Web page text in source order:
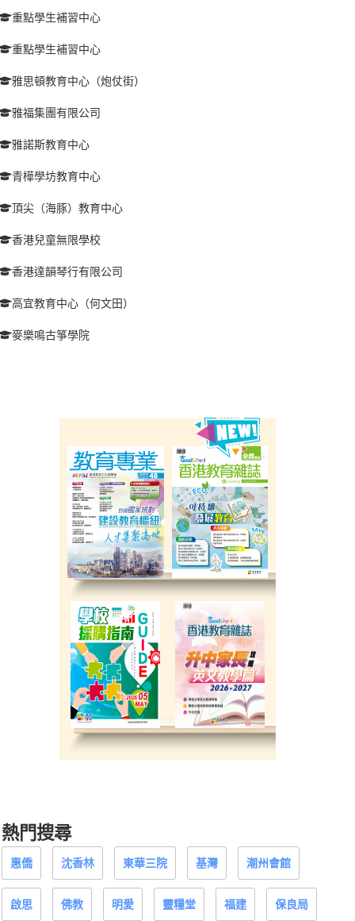
重點學生補習中心
重點學生補習中心
雅思頓教育中心（炮仗街）
雅福集團有限公司
雅諾斯教育中心
青樺學坊教育中心
頂尖（海豚）教育中心
香港兒童無限學校
香港達韻琴行有限公司
高宜教育中心（何文田）
麥樂鳴古箏學院
熱門搜尋
惠僑 沈香林 東華三院 基灣 潮州會館
啟思 佛教 明愛 靈糧堂 福建 保良局